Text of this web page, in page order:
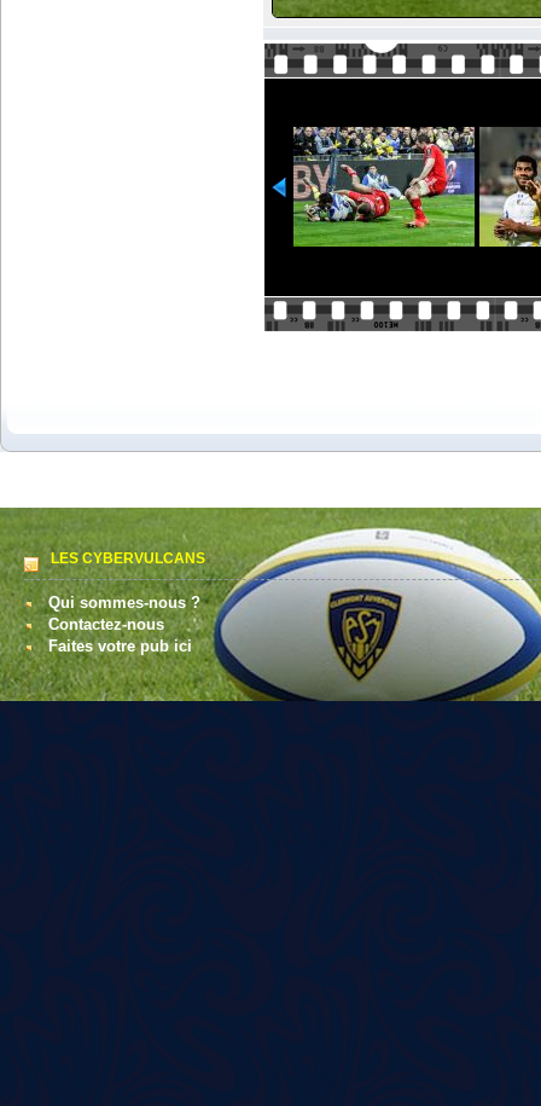
LES CYBERVULCANS
Qui sommes-nous ?
Contactez-nous
Faites votre pub ici